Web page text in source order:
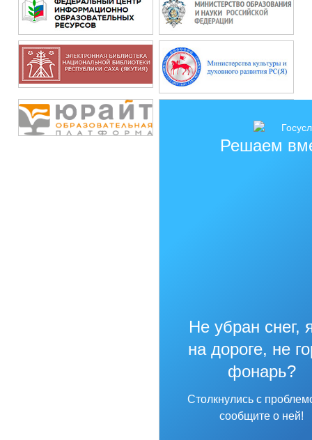
Решаем
Не убран снег,
на дороге, не
фонарь?
Столкнулись с
сообщите о ней!